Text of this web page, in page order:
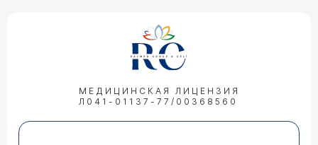
МЕДИЦИНСКАЯ ЛИЦЕНЗИЯ
Л041-01137-77/00368560